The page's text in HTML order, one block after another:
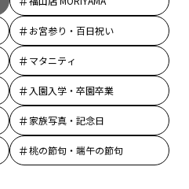
お宮参り・百日祝い
マタニティ
入園入学・卒園卒業
家族写真・記念日
桃の節句・端午の節句